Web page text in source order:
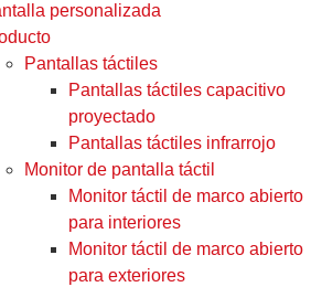
personalizada
Pantallas táctiles
Pantallas táctiles capacitivo
proyectado
Pantallas táctiles infrarrojo
Monitor de pantalla táctil
Monitor táctil de marco abierto
para interiores
Monitor táctil de marco abierto
para exteriores